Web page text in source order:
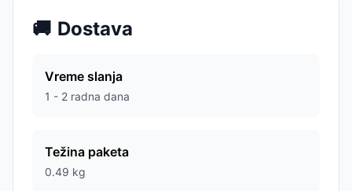
🚚 Dostava
Vreme slanja
1 - 2 radna dana
Težina paketa
0.49 kg